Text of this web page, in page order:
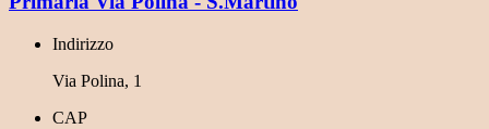
Indirizzo
Via Polina, 1
CAP